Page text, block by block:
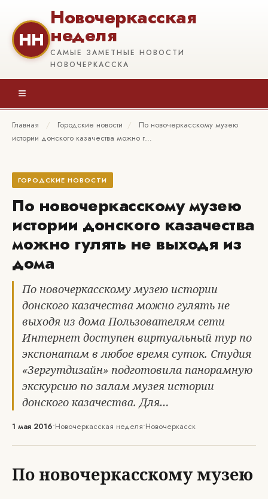
НН
Новочеркасская
неделя
САМЫЕ ЗАМЕТНЫЕ НОВОСТИ
НОВОЧЕРКАССКА
≡
Главная / Городские новости /
По новочеркасскому музею
истории донского казачества можно г…
ГОРОДСКИЕ НОВОСТИ
По новочеркасскому музею
истории донского казачества
можно гулять не выходя из
дома
По новочеркасскому музею истории
донского казачества можно гулять не
выходя из дома Пользователям сети
Интернет доступен виртуальный тур по
экспонатам в любое время суток. Студия
«Зергутдизайн» подготовила панорамную
экскурсию по залам музея истории
донского казачества. Для…
1 мая 2016•Новочеркасская неделя•Новочеркасск
По новочеркасскому музею